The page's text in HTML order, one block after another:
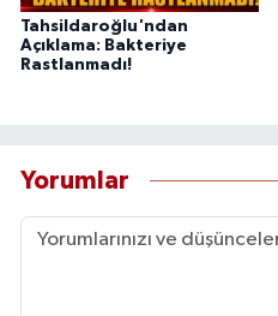
Tahsildaroğlu'ndan
Açıklama: Bakteriye
Rastlanmadı!
Yorumlar